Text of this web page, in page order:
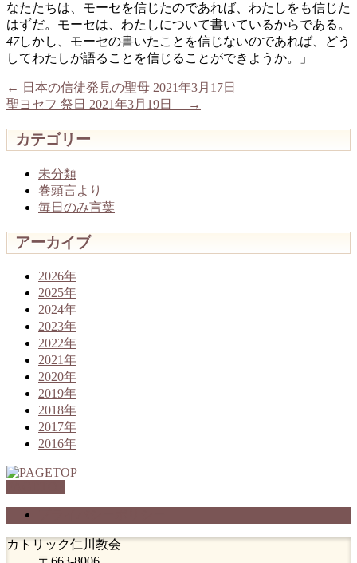
なたたちは、モーセを信じたのであれば、わたしをも信じた
はずだ。モーセは、わたしについて書いているからである。
47しかし、モーセの書いたことを信じないのであれば、どう
してわたしが語ることを信じることができようか。」
← 日本の信徒発見の聖母 2021年3月17日
聖ヨセフ 祭日 2021年3月19日
→
カテゴリー
未分類
巻頭言より
毎日のみ言葉
アーカイブ
2026年
2025年
2024年
2023年
2022年
2021年
2020年
2019年
2018年
2017年
2016年
カトリック仁川教会